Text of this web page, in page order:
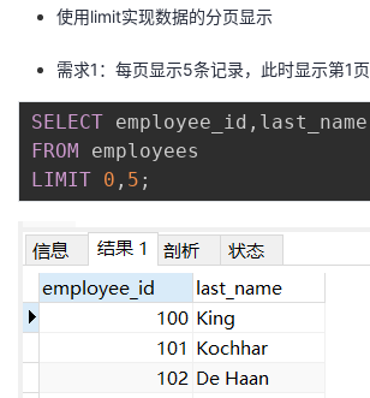
藏
使用limit实现数据的分页显示
需求1：每页显示5条记录，此时显示第1页
SELECT employee_id ,
FROM
LIMIT 0 , 5 ;